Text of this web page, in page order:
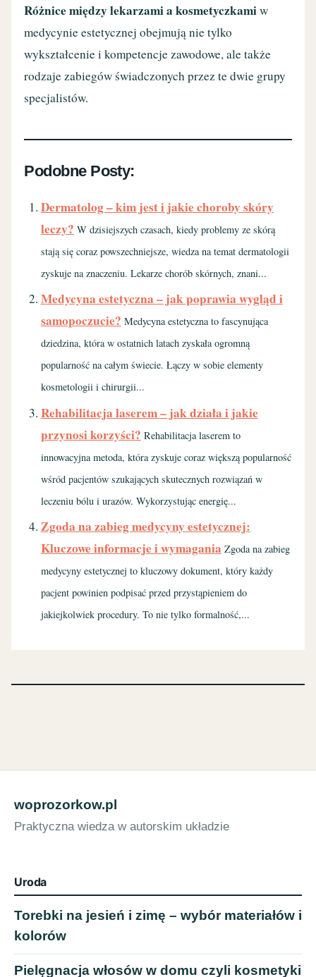
Różnice między lekarzami a kosmetyczkamiw
medycynie estetycznej obejmują nie tylko
wykształcenie i kompetencje zawodowe, ale także
rodzaje zabiegów świadczonych przez te dwie grupy
specjalistów.
Podobne Posty:
Dermatolog – kim jest i jakie choroby skóry
leczy? W dzisiejszych czasach, kiedy problemy ze skórą
stają się coraz powszechniejsze, wiedza na temat dermatologii
zyskuje na znaczeniu. Lekarze chorób skórnych, znani...
Medycyna estetyczna – jak poprawia wygląd i
samopoczucie? Medycyna estetyczna to fascynująca
dziedzina, która w ostatnich latach zyskała ogromną
popularność na całym świecie. Łączy w sobie elementy
kosmetologii i chirurgii...
Rehabilitacja laserem – jak działa i jakie
przynosi korzyści? Rehabilitacja laserem to
innowacyjna metoda, która zyskuje coraz większą popularność
wśród pacjentów szukających skutecznych rozwiązań w
leczeniu bólu i urazów. Wykorzystując energię...
Zgoda na zabieg medycyny estetycznej:
Kluczowe informacje i wymagania Zgoda na zabieg
medycyny estetycznej to kluczowy dokument, który każdy
pacjent powinien podpisać przed przystąpieniem do
jakiejkolwiek procedury. To nie tylko formalność,...
woprozorkow.pl
Praktyczna wiedza w autorskim układzie
Uroda
Torebki na jesień i zimę – wybór materiałów i
kolorów
Pielęgnacja włosów w domu czyli kosmetyki